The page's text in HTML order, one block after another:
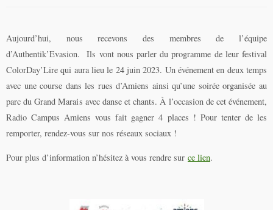
Aujourd’hui, nous recevons des membres de l’équipe
d’Authentik’Evasion. Ils vont nous parler du programme de leur festival
ColorDay’Lire qui aura lieu le 24 juin 2023. Un événement en deux temps
avec une course dans les rues d’Amiens ainsi qu’une soirée organisée au
parc du Grand Marais avec danse et chants. À l’occasion de cet événement,
Radio Campus Amiens vous fait gagner 4 places ! Pour tenter de les
remporter, rendez-vous sur nos réseaux sociaux !
Pour plus d’information n’hésitez à vous rendre sur ce lien.